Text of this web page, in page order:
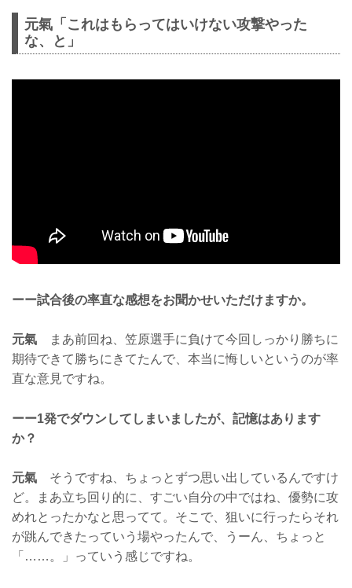
元氣「これはもらってはいけない攻撃やった
な、と」
ーー試合後の率直な感想をお聞かせいただけますか。
元氣 まあ前回ね、笠原選手に負けて今回しっかり勝ちに
期待できて勝ちにきてたんで、本当に悔しいというのが率
直な意見ですね。
ーー1発でダウンしてしまいましたが、記憶はあります
か？
元氣 そうですね、ちょっとずつ思い出しているんですけ
ど。まあ立ち回り的に、すごい自分の中ではね、優勢に攻
めれとったかなと思ってて。そこで、狙いに行ったらそれ
が跳んできたっていう場やったんで、うーん、ちょっと
「……。」っていう感じですね。